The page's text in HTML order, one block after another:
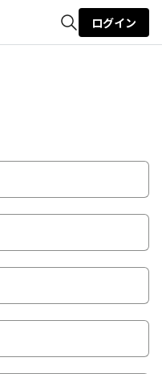
ログイン